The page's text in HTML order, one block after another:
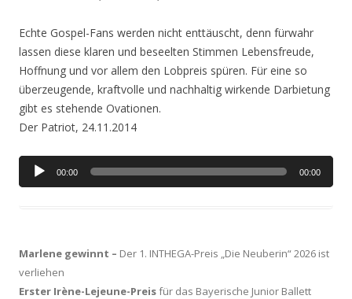
Echte Gospel-Fans werden nicht enttäuscht, denn fürwahr
lassen diese klaren und beseelten Stimmen Lebensfreude,
Hoffnung und vor allem den Lobpreis spüren. Für eine so
überzeugende, kraftvolle und nachhaltig wirkende Darbietung
gibt es stehende Ovationen.
Der Patriot, 24.11.2014
Audio-
Player
00:00 00:00
Marlene gewinnt – Der 1. INTHEGA-Preis „Die Neuberin“ 2026 ist
verliehen
Erster Irène-Lejeune-Preisfür das Bayerische Junior Ballett